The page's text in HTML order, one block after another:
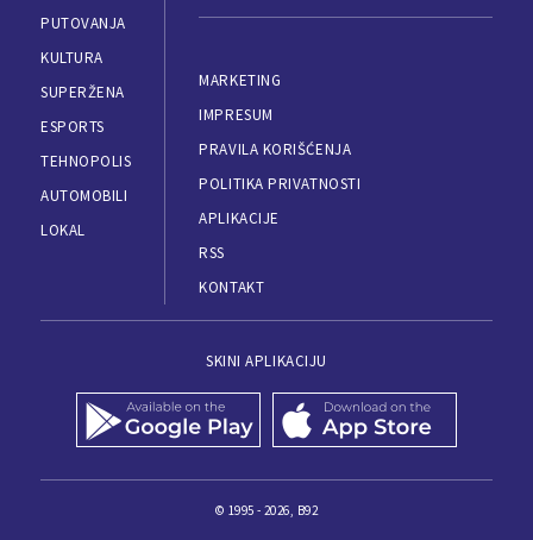
PUTOVANJA
KULTURA
SUPERŽENA
ESPORTS
TEHNOPOLIS
AUTOMOBILI
LOKAL
MARKETING
IMPRESUM
PRAVILA KORIŠĆENJA
POLITIKA PRIVATNOSTI
APLIKACIJE
RSS
KONTAKT
SKINI APLIKACIJU
© 1995 - 2026, B92